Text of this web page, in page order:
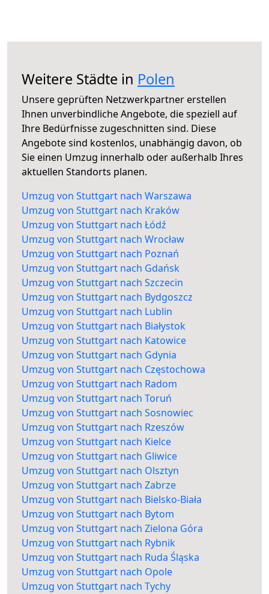
Weitere Städte in Polen
Unsere geprüften Netzwerkpartner erstellen
Ihnen unverbindliche Angebote, die speziell auf
Ihre Bedürfnisse zugeschnitten sind. Diese
Angebote sind kostenlos, unabhängig davon, ob
Sie einen Umzug innerhalb oder außerhalb Ihres
aktuellen Standorts planen.
Umzug von Stuttgart nach Warszawa
Umzug von Stuttgart nach Kraków
Umzug von Stuttgart nach Łódź
Umzug von Stuttgart nach Wrocław
Umzug von Stuttgart nach Poznań
Umzug von Stuttgart nach Gdańsk
Umzug von Stuttgart nach Szczecin
Umzug von Stuttgart nach Bydgoszcz
Umzug von Stuttgart nach Lublin
Umzug von Stuttgart nach Białystok
Umzug von Stuttgart nach Katowice
Umzug von Stuttgart nach Gdynia
Umzug von Stuttgart nach Częstochowa
Umzug von Stuttgart nach Radom
Umzug von Stuttgart nach Toruń
Umzug von Stuttgart nach Sosnowiec
Umzug von Stuttgart nach Rzeszów
Umzug von Stuttgart nach Kielce
Umzug von Stuttgart nach Gliwice
Umzug von Stuttgart nach Olsztyn
Umzug von Stuttgart nach Zabrze
Umzug von Stuttgart nach Bielsko-Biała
Umzug von Stuttgart nach Bytom
Umzug von Stuttgart nach Zielona Góra
Umzug von Stuttgart nach Rybnik
Umzug von Stuttgart nach Ruda Śląska
Umzug von Stuttgart nach Opole
Umzug von Stuttgart nach Tychy